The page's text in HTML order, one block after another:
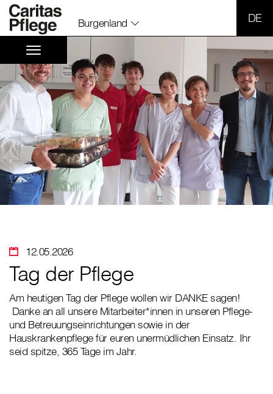
Burgenland
12.05.2026
Tag der Pflege
Am heutigen Tag der Pflege wollen wir DANKE sagen!
Danke an all unsere Mitarbeiter*innen in unseren Pflege-
und Betreuungseinrichtungen sowie in der
Hauskrankenpflege für euren unermüdlichen Einsatz. Ihr
seid spitze, 365 Tage im Jahr.